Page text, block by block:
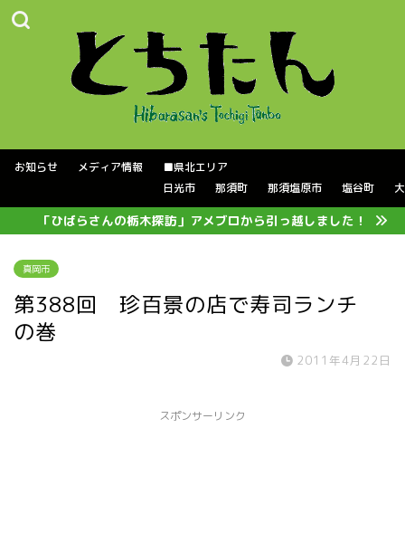
お知らせ メディア情報
■県北エリア
日光市
那須町 那須塩原市 塩谷町
「ひばらさんの栃木探訪」アメブロから引っ越しました！
真岡市
第388回 珍百景の店で寿司ランチ
の巻
2011年4月22日
スポンサーリンク